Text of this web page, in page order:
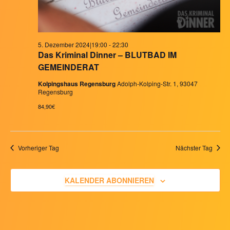
Das Kriminal Dinner – BLUTBAD IM
GEMEINDERAT
5. Dezember 2024|19:00 -22:30
Kolpingshaus RegensburgAdolph-Kolping-Str. 1, 93047
Regensburg
84,90€
Vorheriger Tag Nächster Tag
KALENDER ABONNIEREN